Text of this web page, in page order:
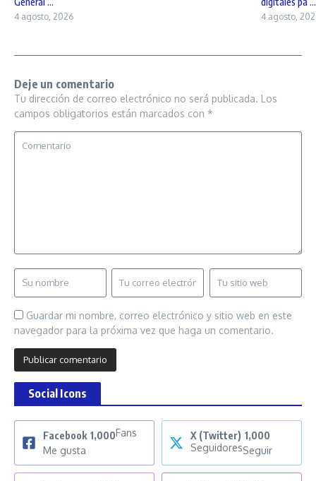
4 agosto, 2026 4 agosto,
Deje un comentario
Tu dirección de correo electrónico no será publicada. Los
campos obligatorios están marcados con *
Guardar mi nombre, correo electrónico y sitio web en este
navegador para la próxima vez que haga un comentario.
Social Icons
Facebook 1,000Fans
Me gusta
X (Twitter) 1,000
SeguidoresSeguir